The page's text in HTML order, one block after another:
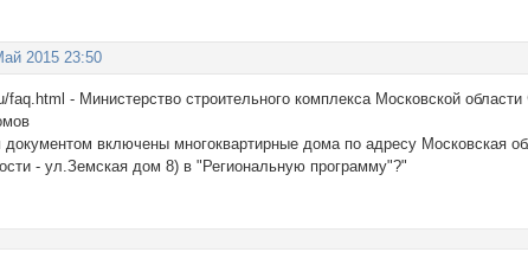
2015 23:50
faq.html - Министерство строительного комплекса Московской
включены многоквартирные дома по адресу Московская
- ул.Земская дом 8) в "Региональную программу"?"